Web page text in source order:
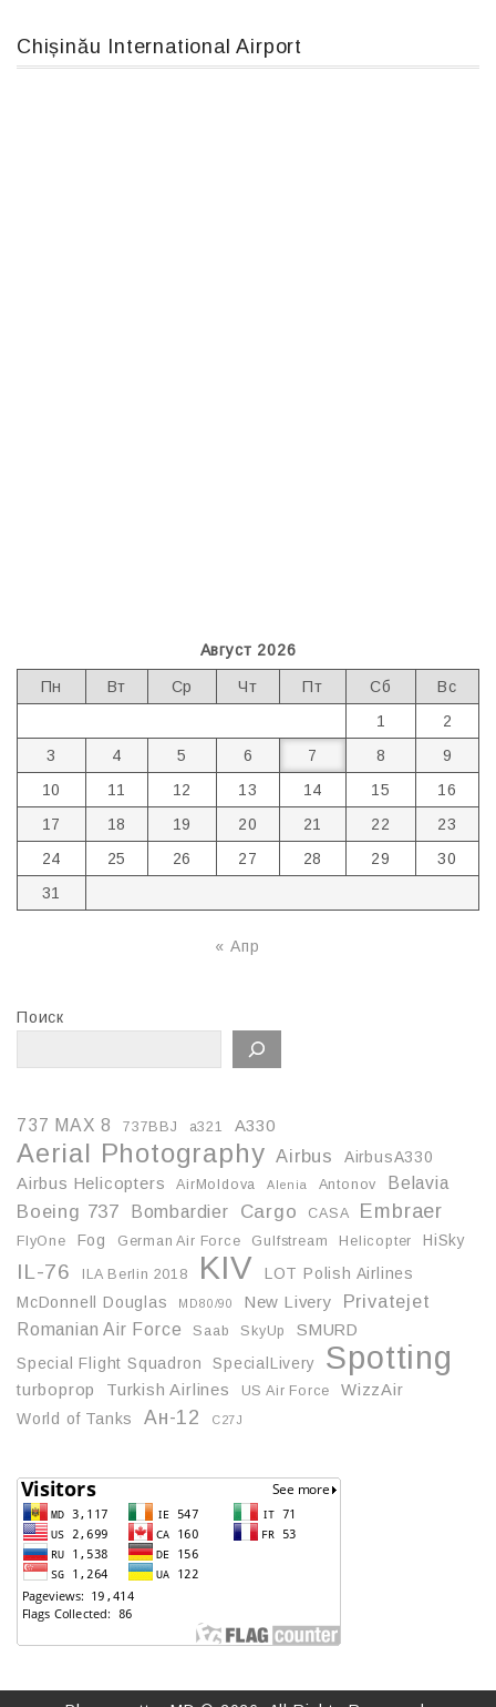
Chișinău International Airport
Август 2026
Пн Вт Ср Чт Пт Сб
Вс
1
2
3
4 5 6 7 8
9
10
11 12 13 14 15
16
17
18 19 20 21 22
23
24
25 26 27 28 29
30
31
« Апр
Поиск
737 MAX 8 737BBJ a321 A330
Aerial Photography Airbus
AirbusA330
Airbus Helicopters
AirMoldova Alenia Antonov Belavia
Boeing 737 Bombardier Cargo CASA Embraer
FlyOne Fog German Air Force Gulfstream Helicopter HiSky
IL-76 ILA Berlin 2018 KIV
LOT Polish Airlines
McDonnell Douglas
MD80/90 New Livery Privatejet
Romanian Air Force Saab SkyUp
SMURD
Special Flight Squadron
SpecialLivery Spotting
turboprop Turkish Airlines US Air Force
WizzAir
World of Tanks
Ан-12 С27J